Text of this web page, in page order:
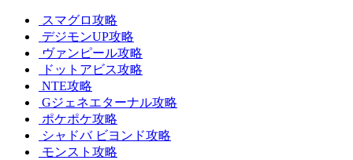
スマグロ攻略
デジモンUP攻略
ヴァンピール攻略
ドットアビス攻略
NTE攻略
Gジェネエターナル攻略
ポケポケ攻略
シャドバ ビヨンド攻略
モンスト攻略